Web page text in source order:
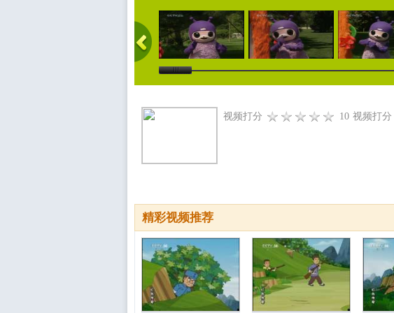
视频打分 10 视频打分
精彩视频推荐